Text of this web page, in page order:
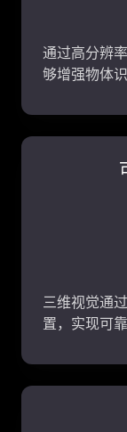
通过高分辨
够增强物体
三维视觉通
置，实现可